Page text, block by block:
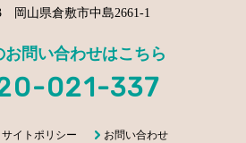
岡山県倉敷市中島2661-1
お問い合わせはこちら
021-337
サイトポリシー お問い合わせ